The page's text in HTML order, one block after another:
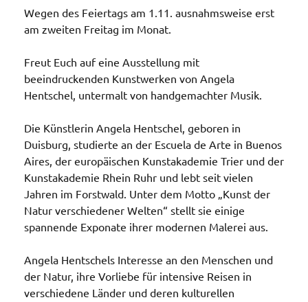
Wegen des Feiertags am 1.11. ausnahmsweise erst
am zweiten Freitag im Monat.
Freut Euch auf eine Ausstellung mit
beeindruckenden Kunstwerken von Angela
Hentschel, untermalt von handgemachter Musik.
Die Künstlerin Angela Hentschel, geboren in
Duisburg, studierte an der Escuela de Arte in Buenos
Aires, der europäischen Kunstakademie Trier und der
Kunstakademie Rhein Ruhr und lebt seit vielen
Jahren im Forstwald. Unter dem Motto „Kunst der
Natur verschiedener Welten“ stellt sie einige
spannende Exponate ihrer modernen Malerei aus.
Angela Hentschels Interesse an den Menschen und
der Natur, ihre Vorliebe für intensive Reisen in
verschiedene Länder und deren kulturellen